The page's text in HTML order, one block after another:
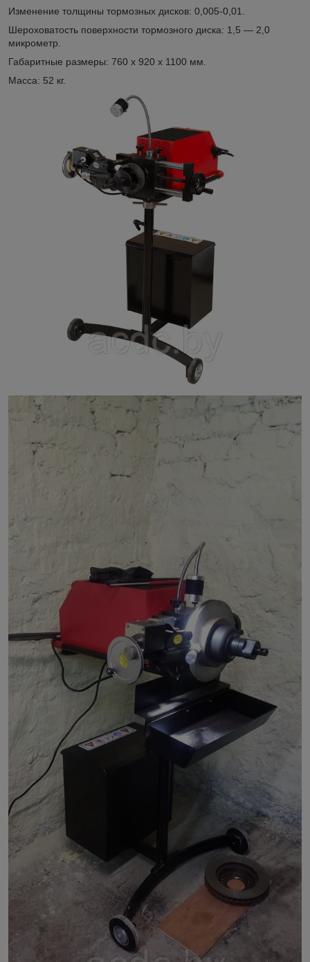
Изменение толщины тормозных дисков: 0,005-0,01.
Шероховатость поверхности тормозного диска: 1,5 — 2,0
микрометр.
Габаритные размеры: 760 x 920 x 1100 мм.
Масса: 52 кг.